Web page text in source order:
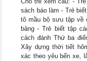
sách báo làm - Trẻ
tô mầu bộ sưu tập về
bảng - Trẻ biết tập
cách đánh Thứ ba
Xây dựng thời tiết
xác theo yêu bến xe,